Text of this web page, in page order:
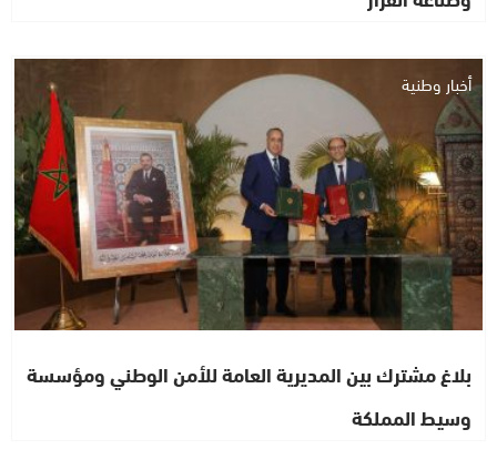
أخبار وطنية
بلاغ مشترك بين المديرية العامة للأمن الوطني ومؤسسة
وسيط المملكة